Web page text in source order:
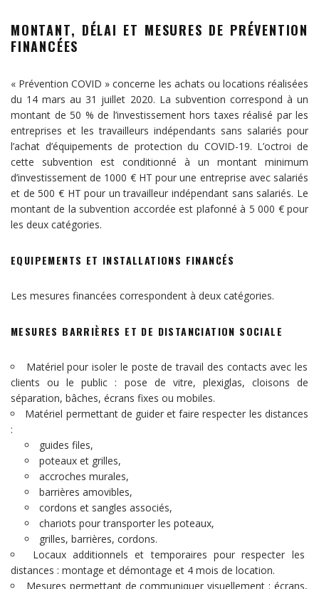
MONTANT, DÉLAI ET MESURES DE PRÉVENTION
FINANCÉES
« Prévention COVID » concerne les achats ou locations réalisées
du 14 mars au 31 juillet 2020. La subvention correspond à un
montant de 50 % de l’investissement hors taxes réalisé par les
entreprises et les travailleurs indépendants sans salariés pour
l’achat d’équipements de protection du COVID-19. L’octroi de
cette subvention est conditionné à un montant minimum
d’investissement de 1000 € HT pour une entreprise avec salariés
et de 500 € HT pour un travailleur indépendant sans salariés. Le
montant de la subvention accordée est plafonné à 5 000 € pour
les deux catégories.
EQUIPEMENTS ET INSTALLATIONS FINANCÉS
Les mesures financées correspondent à deux catégories.
MESURES BARRIÈRES ET DE DISTANCIATION SOCIALE
Matériel pour isoler le poste de travail des contacts avec les
clients ou le public : pose de vitre, plexiglas, cloisons de
séparation, bâches, écrans fixes ou mobiles.
Matériel permettant de guider et faire respecter les distances
:
guides files,
poteaux et grilles,
accroches murales,
barrières amovibles,
cordons et sangles associés,
chariots pour transporter les poteaux,
grilles, barrières, cordons.
Locaux additionnels et temporaires pour respecter les
distances : montage et démontage et 4 mois de location.
Mesures permettant de communiquer visuellement : écrans,